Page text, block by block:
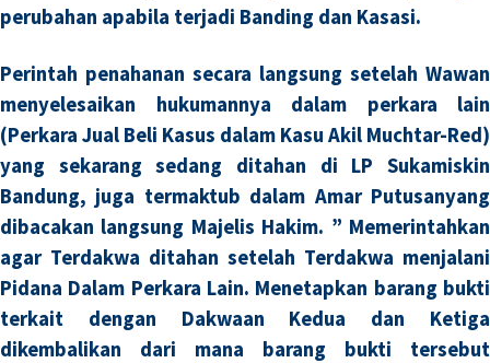
perubahan apabila terjadi Banding dan Kasasi.
Perintah penahanan secara langsung setelah Wawan
menyelesaikan hukumannya dalam perkara lain
(Perkara Jual Beli Kasus dalam Kasu Akil Muchtar-Red)
yang sekarang sedang ditahan di LP Sukamiskin
Bandung, juga termaktub dalam Amar Putusanyang
dibacakan langsung Majelis Hakim. ” Memerintahkan
agar Terdakwa ditahan setelah Terdakwa menjalani
Pidana Dalam Perkara Lain. Menetapkan barang bukti
terkait dengan Dakwaan Kedua dan Ketiga
dikembalikan dari mana barang bukti tersebut